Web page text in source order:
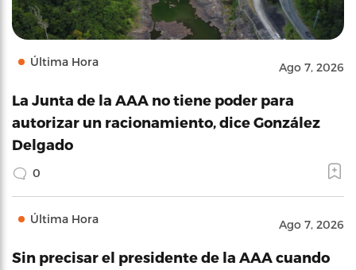
Última Hora Ago 7, 2026
La Junta de la AAA no tiene poder para
autorizar un racionamiento, dice González
Delgado
0
Última Hora Ago 7, 2026
Sin precisar el presidente de la AAA cuando